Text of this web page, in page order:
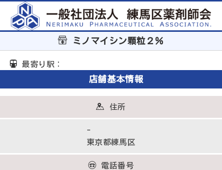
ミノマイシン顆粒２％
最寄り駅：
店舗基本情報
住所
-
東京都練馬区
電話番号